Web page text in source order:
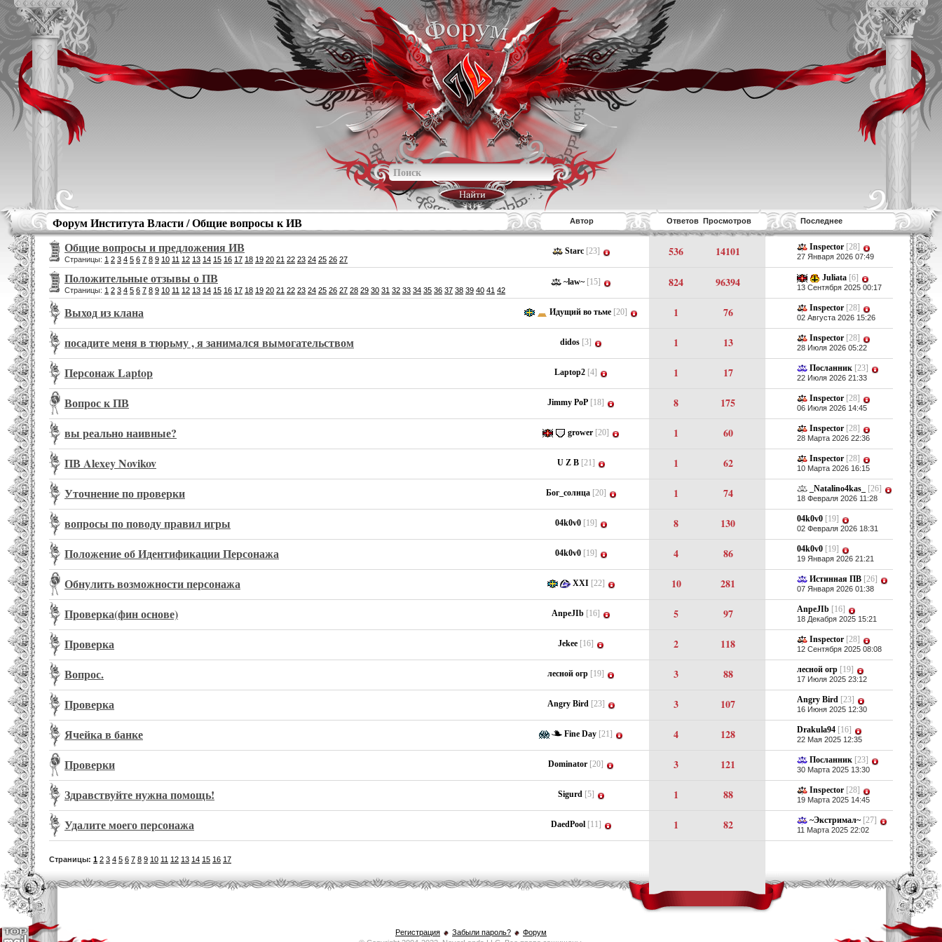
Форум Института Власти/Общие вопросы к ИВ Автор Ответов Просмотров Последнее
Общие вопросы и предложения ИВ
Страницы: 1 2 3 4 5 6 7 8 9 10 11 12 13 14 15 16 17 18 19 20 21 22 23 24 25 26 27
Starc [23] 536 14101 Inspector [28]
27 Января 2026 07:49
Положительные отзывы о ПВ
Страницы: 1 2 3 4 5 6 7 8 9 10 11 12 13 14 15 16 17 18 19 20 21 22 23 24 25 26 27 28 29 30 31 32 33 34 35 36 37 38 39 40 41 42
~law~ [15] 824 96394 Juliata [6]
13 Сентября 2025 00:17
Выход из клана Идущий во тьме [20] 1 76 Inspector [28]
02 Августа 2026 15:26
посадите меня в тюрьму , я занимался вымогательством didos [3] 1 13 Inspector [28]
28 Июля 2026 05:22
Персонаж Laptop Laptop2 [4] 1 17 Посланник [23]
22 Июля 2026 21:33
Вопрос к ПВ Jimmy PoP [18] 8 175 Inspector [28]
06 Июля 2026 14:45
вы реально наивные? grower [20] 1 60 Inspector [28]
28 Марта 2026 22:36
ПВ Alexey Novikov U Z B [21] 1 62 Inspector [28]
10 Марта 2026 16:15
Уточнение по проверки Бог_солнца [20] 1 74 _Natalino4kas_ [26]
18 Февраля 2026 11:28
вопросы по поводу правил игры 04k0v0 [19] 8 130 04k0v0 [19]
02 Февраля 2026 18:31
Положение об Идентификации Персонажа 04k0v0 [19] 4 86 04k0v0 [19]
19 Января 2026 21:21
Обнулить возможности персонажа XXI [22] 10 281 Истинная ПВ [26]
07 Января 2026 01:38
Проверка(фин основе) AnpeJIb [16] 5 97 AnpeJIb [16]
18 Декабря 2025 15:21
Проверка Jekee [16] 2 118 Inspector [28]
12 Сентября 2025 08:08
Вопрос. лесной огр [19] 3 88 лесной огр [19]
17 Июля 2025 23:12
Проверка Angry Bird [23] 3 107 Angry Bird [23]
16 Июня 2025 12:30
Ячейка в банке Fine Day [21] 4 128 Drakula94 [16]
22 Мая 2025 12:35
Проверки Dominator [20] 3 121 Посланник [23]
30 Марта 2025 13:30
Здравствуйте нужна помощь! Sigurd [5] 1 88 Inspector [28]
19 Марта 2025 14:45
Удалите моего персонажа DaedPool [11] 1 82 ~Экстримал~ [27]
11 Марта 2025 22:02
Страницы: 1 2 3 4 5 6 7 8 9 10 11 12 13 14 15 16 17
Регистрация Забыли пароль?
Форум